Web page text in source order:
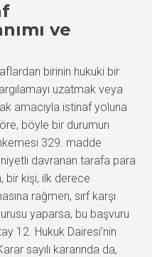
ve
birinin hukuki bir
uzatmak veya
amacıyla istinaf yoluna
böyle bir durumun
329. madde
davranan tarafa para
bir kişi, ilk derece
rağmen, sırf karşı
yaparsa, bu başvuru
12. Hukuk Dairesi’nin
sayılı kararında da,